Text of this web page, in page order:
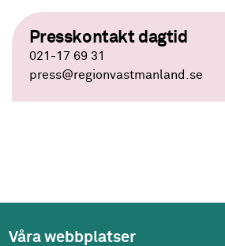
Presskontakt dagtid
021-17 69 31
press@regionvastmanland.se
Våra webbplatser